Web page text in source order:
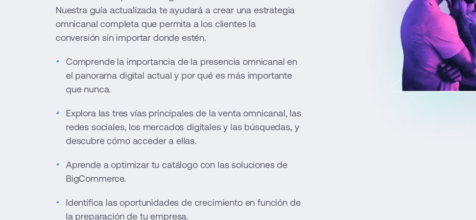
Nuestra guía actualizada te ayudará a crear una estrategia
omnicanal completa que permita a los clientes la
conversión sin importar donde estén.
Comprende la importancia de la presencia omnicanal en
el panorama digital actual y por qué es más importante
que nunca.
Explora las tres vías principales de la venta omnicanal, las
redes sociales, los mercados digitales y las búsquedas, y
descubre cómo acceder a ellas.
Aprende a optimizar tu catálogo con las soluciones de
BigCommerce.
Identifica las oportunidades de crecimiento en función de
la preparación de tu empresa.